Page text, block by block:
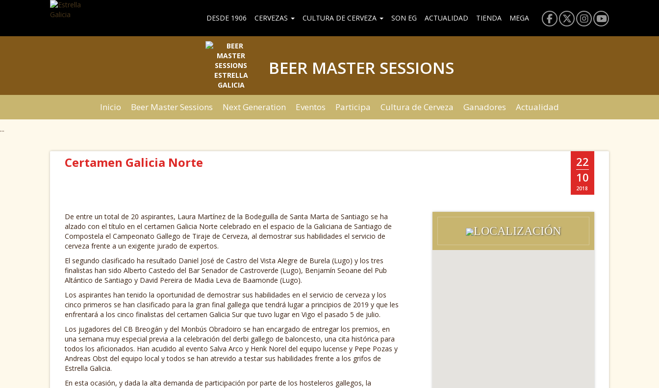
DESDE 1906 CERVEZAS CULTURA DE CERVEZA SON EG ACTUALIDAD TIENDA MEGA
BEER MASTER SESSIONS
Inicio Beer Master Sessions Next Generation Eventos Participa Cultura de Cerveza Ganadores Actualidad
...
22
10
2018
Certamen Galicia Norte
De entre un total de 20 aspirantes, Laura Martínez de la Bodeguilla de Santa Marta de Santiago se ha
alzado con el título en el certamen Galicia Norte celebrado en el espacio de la Galiciana de Santiago de
Compostela el Campeonato Gallego de Tiraje de Cerveza, al demostrar sus habilidades el servicio de
cerveza frente a un exigente jurado de expertos.
El segundo clasificado ha resultado Daniel José de Castro del Vista Alegre de Burela (Lugo) y los tres
finalistas han sido Alberto Castedo del Bar Senador de Castroverde (Lugo), Benjamín Seoane del Pub
Altántico de Santiago y David Pereira de Madia Leva de Baamonde (Lugo).
Los aspirantes han tenido la oportunidad de demostrar sus habilidades en el servicio de cerveza y los
cinco primeros se han clasificado para la gran final gallega que tendrá lugar a principios de 2019 y que les
enfrentará a los cinco finalistas del certamen Galicia Sur que tuvo lugar en Vigo el pasado 5 de julio.
Los jugadores del CB Breogán y del Monbús Obradoiro se han encargado de entregar los premios, en
una semana muy especial previa a la celebración del derbi gallego de baloncesto, una cita histórica para
todos los aficionados. Han acudido al evento Salva Arco y Henk Norel del equipo lucense y Pepe Pozas y
Andreas Obst del equipo local y todos se han atrevido a testar sus habilidades frente a los grifos de
Estrella Galicia.
En esta ocasión, y dada la alta demanda de participación por parte de los hosteleros gallegos, la
LOCALIZACIÓN